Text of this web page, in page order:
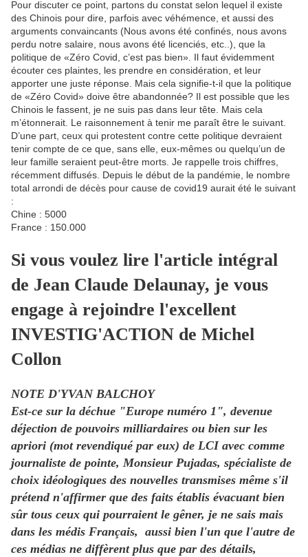
Pour discuter ce point, partons du constat selon lequel il existe
des Chinois pour dire, parfois avec véhémence, et aussi des
arguments convaincants (Nous avons été confinés, nous avons
perdu notre salaire, nous avons été licenciés, etc..), que la
politique de «Zéro Covid, c’est pas bien». Il faut évidemment
écouter ces plaintes, les prendre en considération, et leur
apporter une juste réponse. Mais cela signifie-t-il que la politique
de «Zéro Covid» doive être abandonnée? Il est possible que les
Chinois le fassent, je ne suis pas dans leur tête. Mais cela
m’étonnerait. Le raisonnement à tenir me paraît être le suivant.
D’une part, ceux qui protestent contre cette politique devraient
tenir compte de ce que, sans elle, eux-mêmes ou quelqu’un de
leur famille seraient peut-être morts. Je rappelle trois chiffres,
récemment diffusés. Depuis le début de la pandémie, le nombre
total arrondi de décès pour cause de covid19 aurait été le suivant
:
Chine : 5000
France : 150.000
Si vous voulez lire l'article intégral
de Jean Claude Delaunay, je vous
engage à rejoindre l'excellent
INVESTIG'ACTION de Michel
Collon
NOTE D'YVAN BALCHOY
Est-ce sur la déchue "Europe numéro 1", devenue
déjection de pouvoirs milliardaires ou bien sur les
apriori (mot revendiqué par eux) de LCI avec comme
journaliste de pointe, Monsieur Pujadas, spécialiste de
choix idéologiques des nouvelles transmises même s'il
prétend n'affirmer que des faits établis évacuant bien
sûr tous ceux qui pourraient le gêner, je ne sais mais
dans les médis Français, aussi bien l'un que l'autre de
ces médias ne diffèrent plus que par des détails,